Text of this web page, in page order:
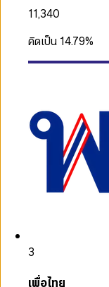
11,340
คิดเป็น 14.79%
3
เพื่อไทย